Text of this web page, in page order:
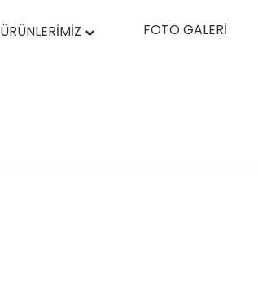
ÜRÜNLERİMİZ FOTO GALERİ